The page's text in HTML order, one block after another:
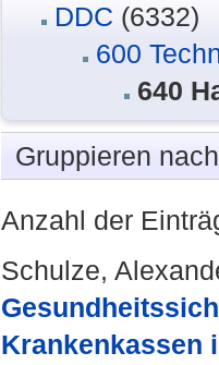
DDC (6332)
600
640
Gruppieren
Anzahl der
Schulze,
Krankenkassen